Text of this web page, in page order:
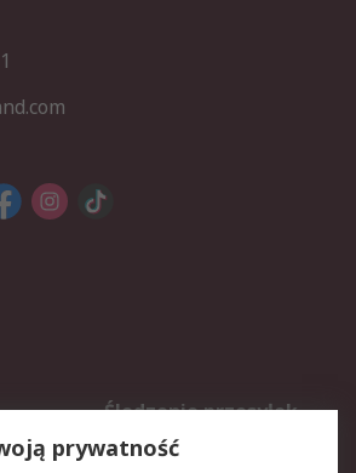
Śledzenie przesyłek
Rejestracja
prywatność